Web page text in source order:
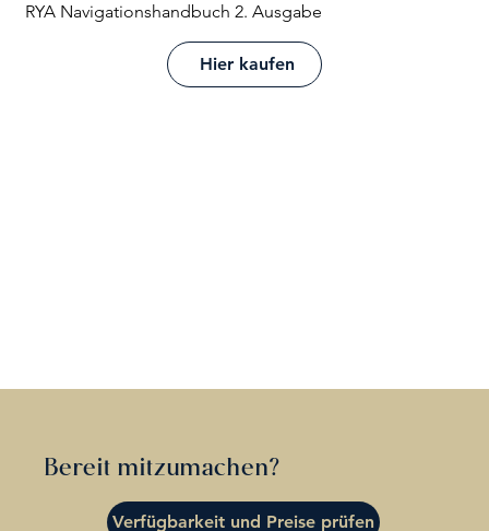
RYA Navigationshandbuch 2. Ausgabe
Hier kaufen
Bereit mitzumachen?
Verfügbarkeit und Preise prüfen